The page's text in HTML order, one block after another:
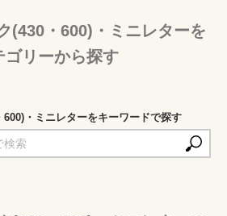
(430・600)・ミニレターを
ゴリーから探す
600)・ミニレターをキーワードで探す